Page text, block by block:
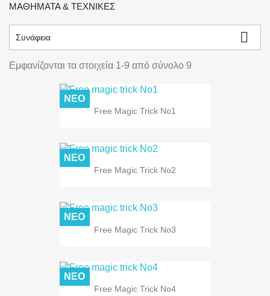
ΜΑΘΗΜΑΤΑ & ΤΕΧΝΙΚΕΣ
Συνάφεια 
Εμφανίζονται τα στοιχεία 1-9 από σύνολο 9
Free Magic Trick No1
ΝΈΟ
Free Magic Trick No2
ΝΈΟ
Free Magic Trick No3
ΝΈΟ
Free Magic Trick No4
ΝΈΟ